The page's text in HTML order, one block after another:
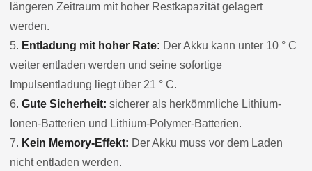
längeren Zeitraum mit hoher Restkapazität gelagert
werden.
5. Entladung mit hoher Rate: Der Akku kann unter 10 ° C
weiter entladen werden und seine sofortige
Impulsentladung liegt über 21 ° C.
6. Gute Sicherheit: sicherer als herkömmliche Lithium-
Ionen-Batterien und Lithium-Polymer-Batterien.
7. Kein Memory-Effekt: Der Akku muss vor dem Laden
nicht entladen werden.